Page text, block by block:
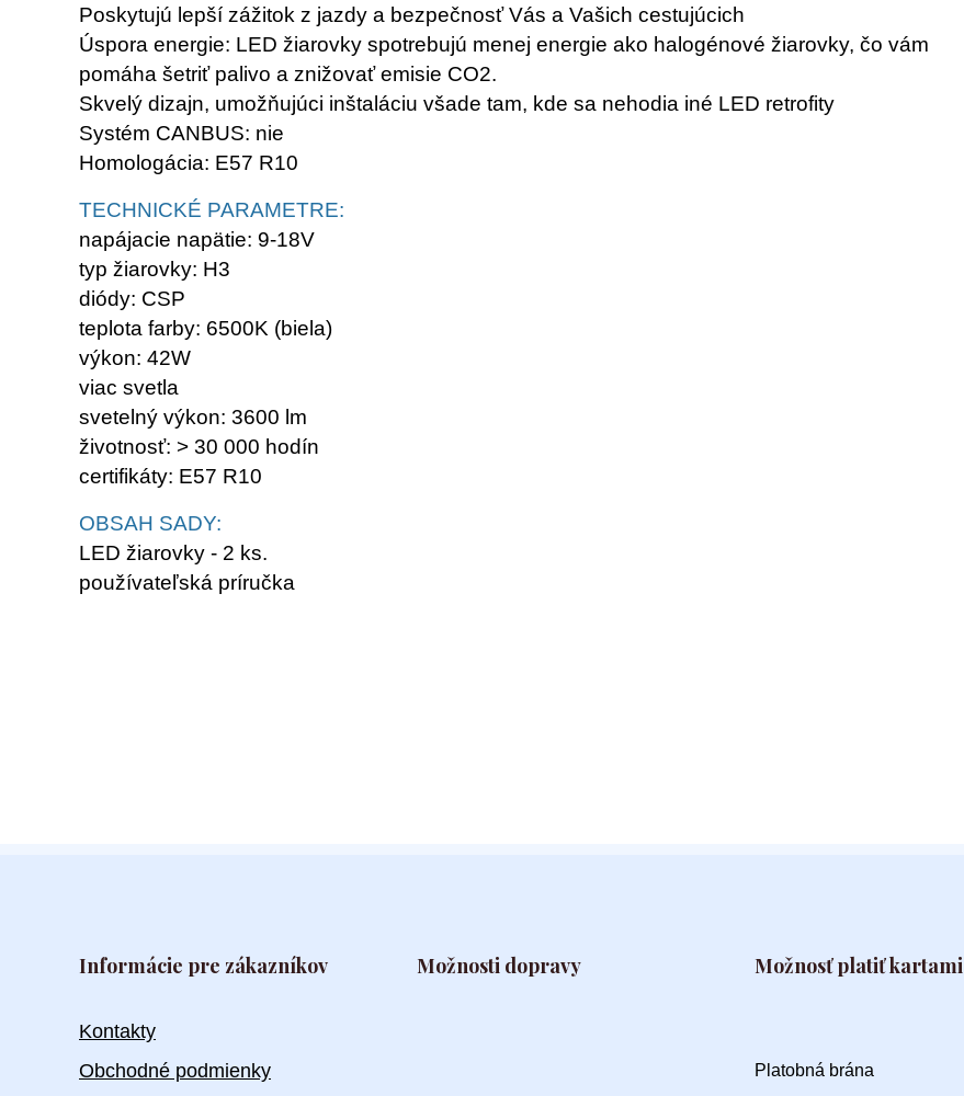
Poskytujú lepší zážitok z jazdy a bezpečnosť Vás a Vašich cestujúcich
Úspora energie: LED žiarovky spotrebujú menej energie ako halogénové žiarovky, čo vám
pomáha šetriť palivo a znižovať emisie CO2.
Skvelý dizajn, umožňujúci inštaláciu všade tam, kde sa nehodia iné LED retrofity
Systém CANBUS: nie
Homologácia: E57 R10
TECHNICKÉ PARAMETRE:
napájacie napätie: 9-18V
typ žiarovky: H3
diódy: CSP
teplota farby: 6500K (biela)
výkon: 42W
viac svetla
svetelný výkon: 3600 lm
životnosť: > 30 000 hodín
certifikáty: E57 R10
OBSAH SADY:
LED žiarovky - 2 ks.
používateľská príručka
Informácie pre zákazníkov
Kontakty
Obchodné podmienky
Možnosti dopravy Možnosť platiť kartami
Platobná brána